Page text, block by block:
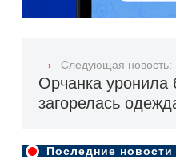
→ Следующая новость:
Орчанка уронила
загорелась
Последние новости